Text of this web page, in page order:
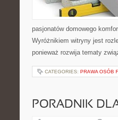
pasjonatów domowego
Wyróżnikiem witryny jest
ponieważ rozwija tematy
CATEGORIES: PRAWA OSÓB
PORADNIK